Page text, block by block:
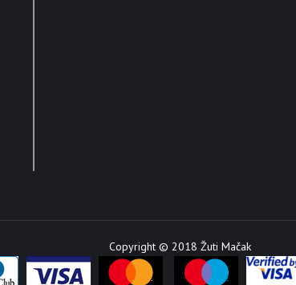
Copyright © 2018 Žuti Mačak